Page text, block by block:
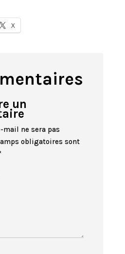
X
un
mail ne sera pas
obligatoires sont